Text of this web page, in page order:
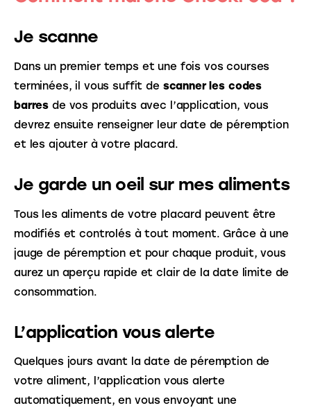
Je scanne
Dans un premier temps et une fois vos courses
terminées, il vous suffit de scanner les codes
barres de vos produits avec l’application, vous
devrez ensuite renseigner leur date de péremption
et les ajouter à votre placard.
Je garde un oeil sur mes aliments
Tous les aliments de votre placard peuvent être
modifiés et controlés à tout moment. Grâce à une
jauge de péremption et pour chaque produit, vous
aurez un aperçu rapide et clair de la date limite de
consommation.
L’application vous alerte
Quelques jours avant la date de péremption de
votre aliment, l’application vous alerte
automatiquement, en vous envoyant une